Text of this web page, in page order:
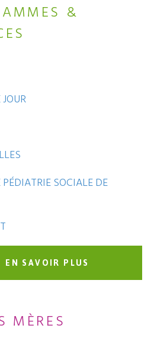
&
PÉDIATRIE SOCIALE DE
EN SAVOIR PLUS
MÈRES